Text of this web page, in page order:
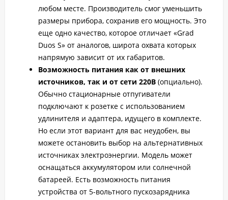
любом месте. Производитель смог уменьшить
размеры прибора, сохранив его мощность. Это
еще одно качество, которое отличает «Grad
Duos S» от аналогов, широта охвата которых
напрямую зависит от их габаритов.
Возможность питания как от внешних
источников, так и от сети 220В (опциально).
Обычно стационарные отпугиватели
подключают к розетке с использованием
удлинителя и адаптера, идущего в комплекте.
Но если этот вариант для вас неудобен, вы
можете остановить выбор на альтернативных
источниках электроэнергии. Модель может
оснащаться аккумулятором или солнечной
батареей. Есть возможность питания
устройства от 5-вольтного пускозарядника